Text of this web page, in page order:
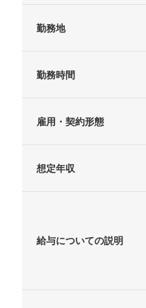
勤務地
勤務時間
雇用・契約形態
想定年収
給与についての説明